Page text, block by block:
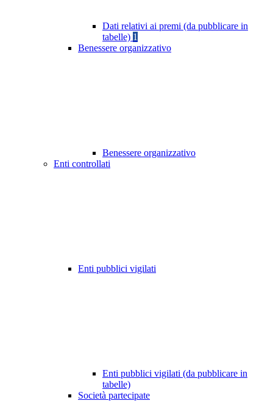
Dati relativi ai premi (da pubblicare in
tabelle) 1
Benessere organizzativo
Benessere organizzativo
Enti controllati
Enti pubblici vigilati
Enti pubblici vigilati (da pubblicare in
tabelle)
Società partecipate